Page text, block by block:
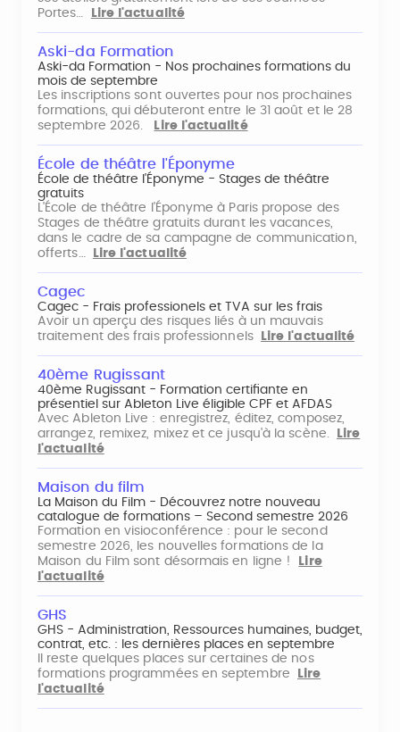
Portes…
Lire l'actualité
Aski-da Formation
Aski-da Formation - Nos prochaines formations du
mois de septembre
Les inscriptions sont ouvertes pour nos prochaines
formations, qui débuteront entre le 31 août et le 28
septembre 2026.
Lire l'actualité
École de théâtre l'Éponyme
École de théâtre l'Éponyme - Stages de théâtre
gratuits
L'École de théâtre l'Éponyme à Paris propose des
Stages de théâtre gratuits durant les vacances,
dans le cadre de sa campagne de communication,
offerts…
Lire l'actualité
Cagec
Cagec - Frais professionels et TVA sur les frais
Avoir un aperçu des risques liés à un mauvais
traitement des frais professionnels
Lire l'actualité
40ème Rugissant
40ème Rugissant - Formation certifiante en
présentiel sur Ableton Live éligible CPF et AFDAS
Avec Ableton Live : enregistrez, éditez, composez,
arrangez, remixez, mixez et ce jusqu'à la scène.
Lire
l'actualité
Maison du film
La Maison du Film - Découvrez notre nouveau
catalogue de formations – Second semestre 2026
Formation en visioconférence : pour le second
semestre 2026, les nouvelles formations de la
Maison du Film sont désormais en ligne !
Lire
l'actualité
GHS
GHS - Administration, Ressources humaines, budget,
contrat, etc. : les dernières places en septembre
Il reste quelques places sur certaines de nos
formations programmées en septembre
Lire
l'actualité